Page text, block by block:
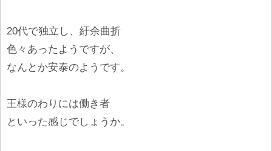
20代で独立し、紆余曲折
色々あったようですが、
なんとか安泰のようです。
王様のわりには働き者
といった感じでしょうか。